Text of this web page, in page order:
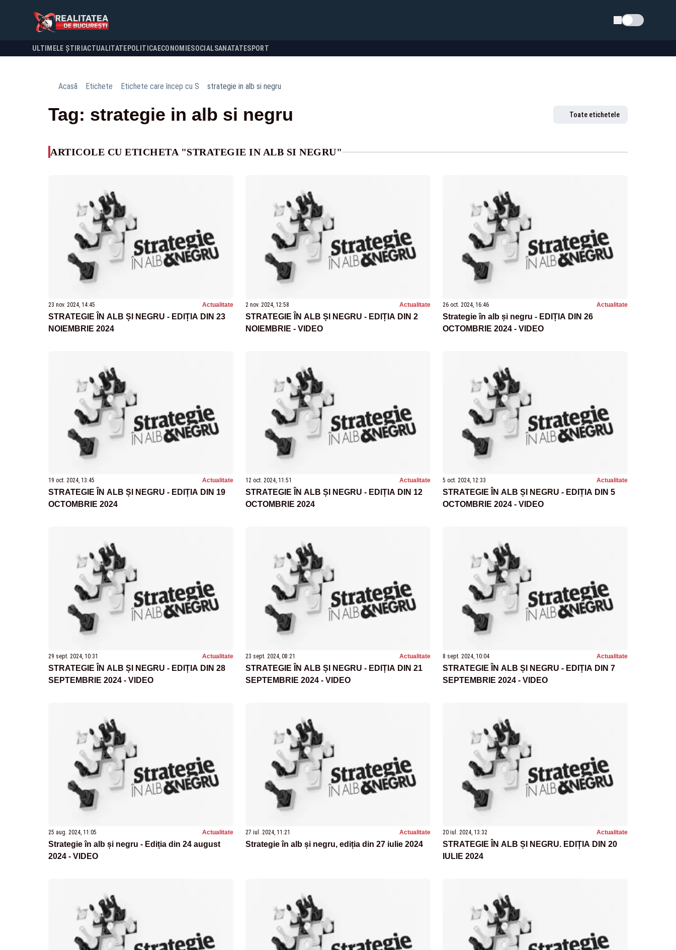
Schimba tema
ULTIMELE ȘTIRI ACTUALITATE POLITICA ECONOMIESOCIALSANATATESPORT
Acasă Etichete Etichete care încep cu S strategie in alb si negru
Tag: strategie in alb si negru Toate etichetele
ARTICOLE CU ETICHETA "STRATEGIE IN ALB SI NEGRU"
23 nov. 2024, 14:45 Actualitate
STRATEGIE ÎN ALB ȘI NEGRU - EDIȚIA DIN 23
NOIEMBRIE 2024
2 nov. 2024, 12:58 Actualitate
STRATEGIE ÎN ALB ȘI NEGRU - EDIȚIA DIN 2
NOIEMBRIE - VIDEO
26 oct. 2024, 16:46 Actualitate
Strategie în alb și negru - EDIȚIA DIN 26
OCTOMBRIE 2024 - VIDEO
19 oct. 2024, 13:45 Actualitate
STRATEGIE ÎN ALB ȘI NEGRU - EDIȚIA DIN 19
OCTOMBRIE 2024
12 oct. 2024, 11:51 Actualitate
STRATEGIE ÎN ALB ȘI NEGRU - EDIȚIA DIN 12
OCTOMBRIE 2024
5 oct. 2024, 12:33 Actualitate
STRATEGIE ÎN ALB ȘI NEGRU - EDIȚIA DIN 5
OCTOMBRIE 2024 - VIDEO
29 sept. 2024, 10:31 Actualitate
STRATEGIE ÎN ALB ȘI NEGRU - EDIȚIA DIN 28
SEPTEMBRIE 2024 - VIDEO
23 sept. 2024, 08:21 Actualitate
STRATEGIE ÎN ALB ȘI NEGRU - EDIȚIA DIN 21
SEPTEMBRIE 2024 - VIDEO
8 sept. 2024, 10:04 Actualitate
STRATEGIE ÎN ALB ȘI NEGRU - EDIȚIA DIN 7
SEPTEMBRIE 2024 - VIDEO
25 aug. 2024, 11:05 Actualitate
Strategie în alb și negru - Ediția din 24 august
2024 - VIDEO
27 iul. 2024, 11:21 Actualitate
Strategie în alb și negru, ediția din 27 iulie 2024
20 iul. 2024, 13:32 Actualitate
STRATEGIE ÎN ALB ȘI NEGRU. EDIȚIA DIN 20
IULIE 2024